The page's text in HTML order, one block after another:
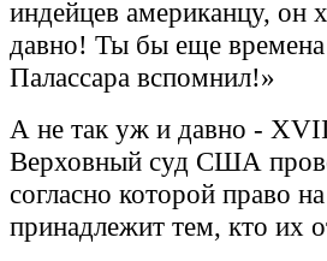
индейцев американцу,
давно! Ты бы еще
Палассара вспомнил!»
А не так уж и давно -
Верховный суд США
согласно которой право
принадлежит тем, кто их